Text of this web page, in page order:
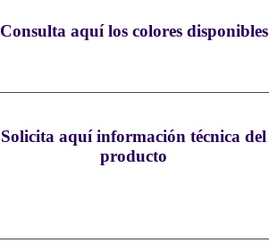
Consulta aquí los colores disponibles
Solicita aquí información técnica del
producto